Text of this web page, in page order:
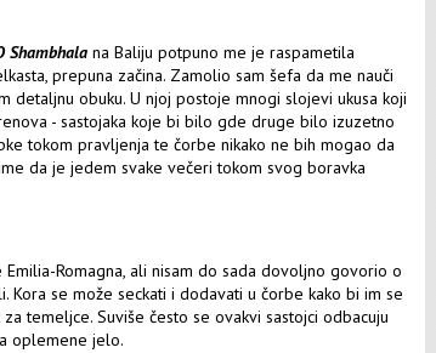
Shambhala na Baliju potpuno me je raspametila
prepuna začina. Zamolio sam šefa da me nauči
detaljnu obuku. U njoj postoje mnogi slojevi ukusa koji
- sastojaka koje bi bilo gde druge bilo izuzetno
tokom pravljenja te čorbe nikako ne bih mogao da
da je jedem svake večeri tokom svog boravka
Romagna, ali nisam do sada dovoljno govorio o
Kora se može seckati i dodavati u čorbe kako bi im se
temeljce. Suviše često se ovakvi sastojci odbacuju
oplemene jelo.